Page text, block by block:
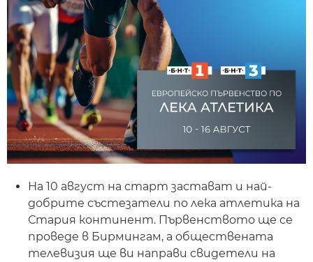
На 10 август на старт застават и най-
добрите състезатели по лека атлетика на
Стария континент. Първенството ще се
проведе в Бирмингам, а обществената
телевизия ще ви направи свидетели на